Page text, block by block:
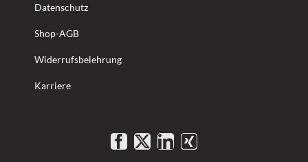
Datenschutz
Shop-AGB
Widerrufsbelehrung
Karriere